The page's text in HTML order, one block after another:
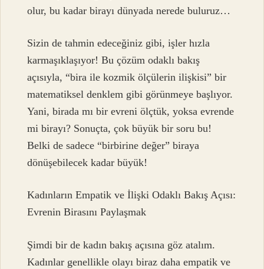
olur, bu kadar birayı dünyada nerede buluruz…
Sizin de tahmin edeceğiniz gibi, işler hızla
karmaşıklaşıyor! Bu çözüm odaklı bakış
açısıyla, “bira ile kozmik ölçülerin ilişkisi” bir
matematiksel denklem gibi görünmeye başlıyor.
Yani, birada mı bir evreni ölçtük, yoksa evrende
mi birayı? Sonuçta, çok büyük bir soru bu!
Belki de sadece “birbirine değer” biraya
dönüşebilecek kadar büyük!
Kadınların Empatik ve İlişki Odaklı Bakış Açısı:
Evrenin Birasını Paylaşmak
Şimdi bir de kadın bakış açısına göz atalım.
Kadınlar genellikle olayı biraz daha empatik ve